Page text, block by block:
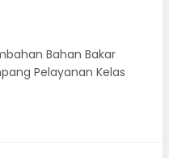
Bahan Bakar
Pelayanan Kelas